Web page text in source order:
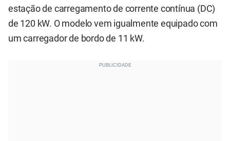
estação de carregamento de corrente contínua (DC)
de 120 kW. O modelo vem igualmente equipado com
um carregador de bordo de 11 kW.